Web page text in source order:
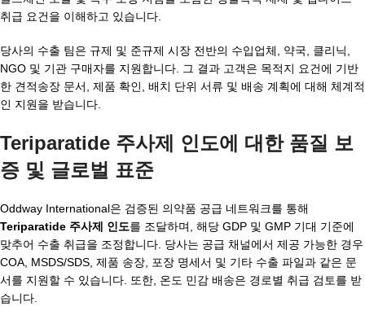
취급 요건을 이해하고 있습니다.
당사의 수출 팀은 규제 및 준규제 시장 전반의 수입업체, 약국, 클리닉,
NGO 및 기관 구매자를 지원합니다. 그 결과 고객은 목적지 요건에 기반
한 견적송장 문서, 제품 확인, 배치 단위 서류 및 배송 계획에 대해 체계적
인 지원을 받습니다.
Teriparatide 주사제 인도에 대한 품질 보
증 및 글로벌 표준
Oddway International은 검증된 의약품 공급 네트워크를 통해
Teriparatide 주사제 인도를 조달하며, 해당 GDP 및 GMP 기대 기준에
맞추어 수출 취급을 조정합니다. 당사는 공급 채널에서 제공 가능한 경우
COA, MSDS/SDS, 제품 송장, 포장 명세서 및 기타 수출 파일과 같은 문
서를 지원할 수 있습니다. 또한, 온도 민감 배송은 경로별 취급 검토를 받
습니다.